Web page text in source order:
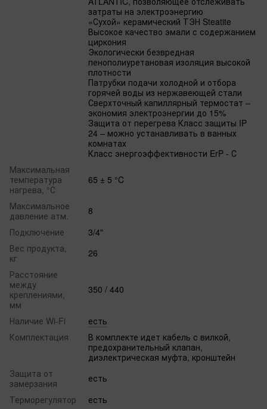
затраты на электроэнергию
«Сухой» керамический ТЭН Steatite
Высокое качество эмали с содержанием
циркония
Экологически безвредная
пенополиуретановая изоляция высокой
плотности
Патрубки подачи холодной и отбора
горячей воды из нержавеющей стали
Сверхточный капиллярный термостат –
экономия электроэнергии до 15%
Защита от перегрева Класс защиты IP
24 – можно устанавливать в ванных
комнатах
Класс энергоэффективности ErP - С
Максимальная
температура
нагрева, °С
65 ± 5 °C
Максимальное
давление атм.
8
Подключение
3/4"
Вес продукта,
кг
26
Расстояние
между
креплениями,
мм
350 / 440
Наличие Wi-Fi
есть
Комплектация
В комплекте идет кабель с вилкой,
предохранительный клапан,
диэлектрическая муфта, кронштейн
Защита от
замерзания
есть
Терморегулятор
есть